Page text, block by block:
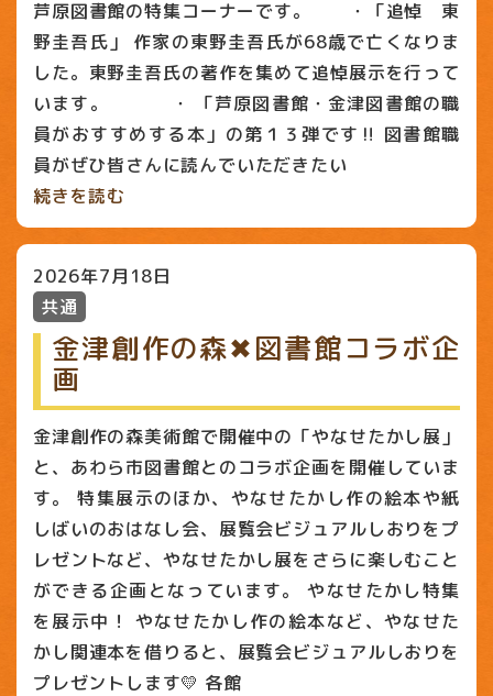
芦原図書館の特集コーナーです。 ・「追悼 東
野圭吾氏」 作家の東野圭吾氏が68歳で亡くなりま
した。東野圭吾氏の著作を集めて追悼展示を行って
います。 ・ 「芦原図書館・金津図書館の職
員がおすすめする本」の第１３弾です‼ 図書館職
員がぜひ皆さんに読んでいただきたい
続きを読む
2026年7月18日
共通
金津創作の森✖図書館コラボ企
画
金津創作の森美術館で開催中の「やなせたかし展」
と、あわら市図書館とのコラボ企画を開催していま
す。 特集展示のほか、やなせたかし作の絵本や紙
しばいのおはなし会、展覧会ビジュアルしおりをプ
レゼントなど、やなせたかし展をさらに楽しむこと
ができる企画となっています。 やなせたかし特集
を展示中！ やなせたかし作の絵本など、やなせた
かし関連本を借りると、展覧会ビジュアルしおりを
プレゼントします💛 各館